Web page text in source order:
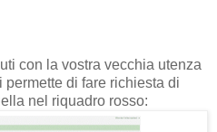
con la vostra vecchia utenza
di fare richiesta di
nel riquadro rosso: